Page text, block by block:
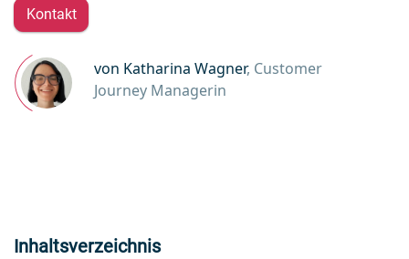
Kontakt
von Katharina Wagner, Customer
Journey Managerin
Inhaltsverzeichnis